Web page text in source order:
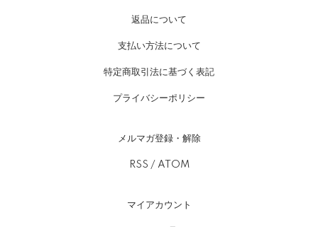
返品について
支払い方法について
特定商取引法に基づく表記
プライバシーポリシー
メルマガ登録・解除
RSS / ATOM
マイアカウント